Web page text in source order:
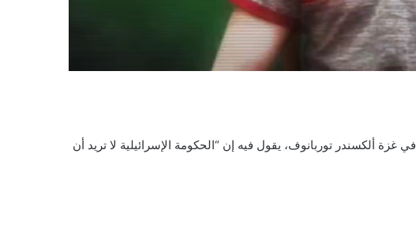
ألكسندر توربانوف، يقول فيه إن “الحكومة الإسرائيلية لا تريد أن